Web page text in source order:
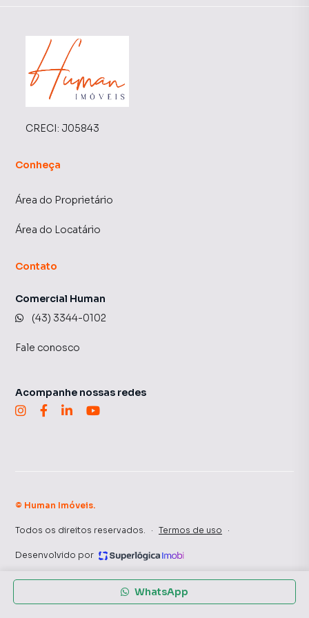
WhatsApp
CRECI: J05843
Conheça
Área do Proprietário
Área do Locatário
Contato
Comercial Human
(43) 3344-0102
Fale conosco
Acompanhe nossas redes
© Human Imóveis.
Todos os direitos reservados. · Termos de uso ·
Desenvolvido por